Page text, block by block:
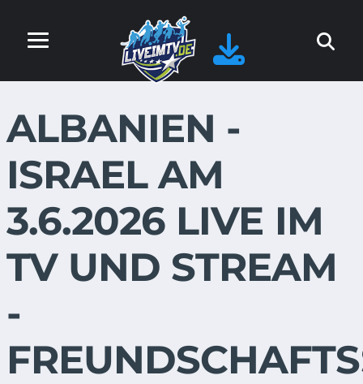
ALBANIEN -
ISRAEL AM
3.6.2026 LIVE IM
TV UND STREAM
-